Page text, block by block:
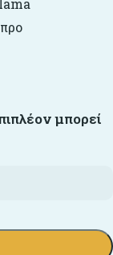
μπορεί